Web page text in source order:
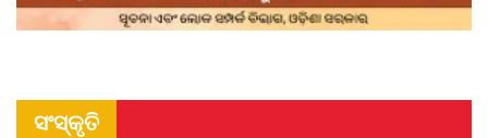
ସଂସ୍କୃତି